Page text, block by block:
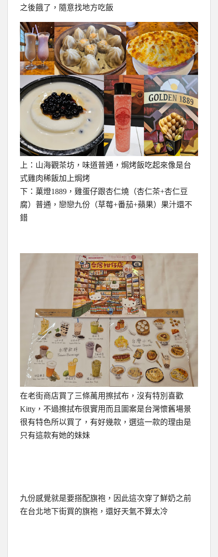
之後餓了，隨意找地方吃飯
上：山海觀茶坊，味道普通，焗烤飯吃起來像是台
式雞肉稀飯加上焗烤
下：菓燈1889，雞蛋仔跟杏仁燒（杏仁茶+杏仁豆
腐）普通，戀戀九份（草莓+番茄+蘋果）果汁還不
錯
在老街商店買了三條萬用擦拭布，沒有特別喜歡
Kitty，不過擦拭布很實用而且圖案是台灣懷舊場景
很有特色所以買了，有好幾款，選這一款的理由是
只有這款有她的妹妹
九份感覺就是要搭配旗袍，因此這次穿了鮮奶之前
在台北地下街買的旗袍，還好天氣不算太冷